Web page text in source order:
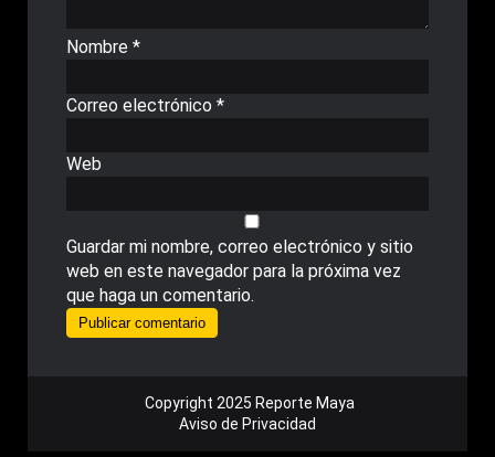
Nombre *
Correo electrónico *
Web
Guardar mi nombre, correo electrónico y sitio
web en este navegador para la próxima vez
que haga un comentario.
Copyright 2025 Reporte Maya
Aviso de Privacidad